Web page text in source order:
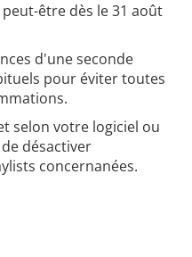
être dès le 31 août
d'une seconde
pour éviter toutes
selon votre logiciel ou
désactiver
concernanées.